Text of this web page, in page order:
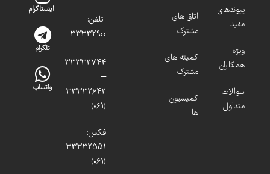
پیوندهای
مفید
ویژه
همکاران
سوالات
متداول
اتاق های
مشترک
کمیته های
مشترک
کمیسیون
ها
تلفن:
33332900
–
33332744
–
33332642
(061)
فکس:
33332551
(061)
اینستاگرام
تلگرام
واتساپ